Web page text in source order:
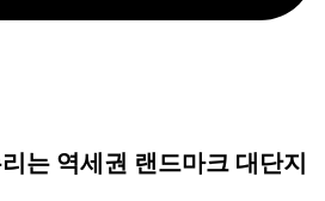
는 역세권 랜드마크 대단지